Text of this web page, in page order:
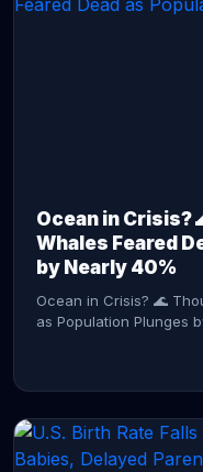
Ocean in Crisis?
Whales Feared
by Nearly 40%
Ocean in Crisis? 🌊
as Population Plunges